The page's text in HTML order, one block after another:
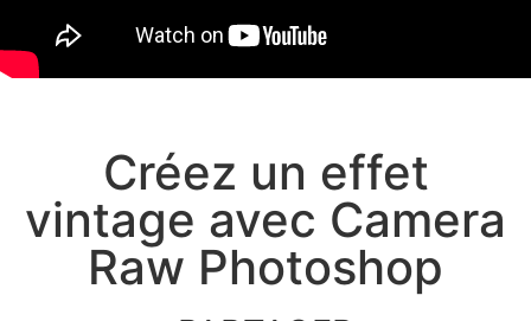
Créez un effet
vintage avec Camera
Raw Photoshop